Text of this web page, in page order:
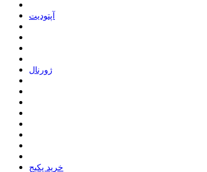
ﺁﭘﺘﻮﺩﯾﺖ
ﮊﻭﺭﻧﺎﻝ
خرید پکیج